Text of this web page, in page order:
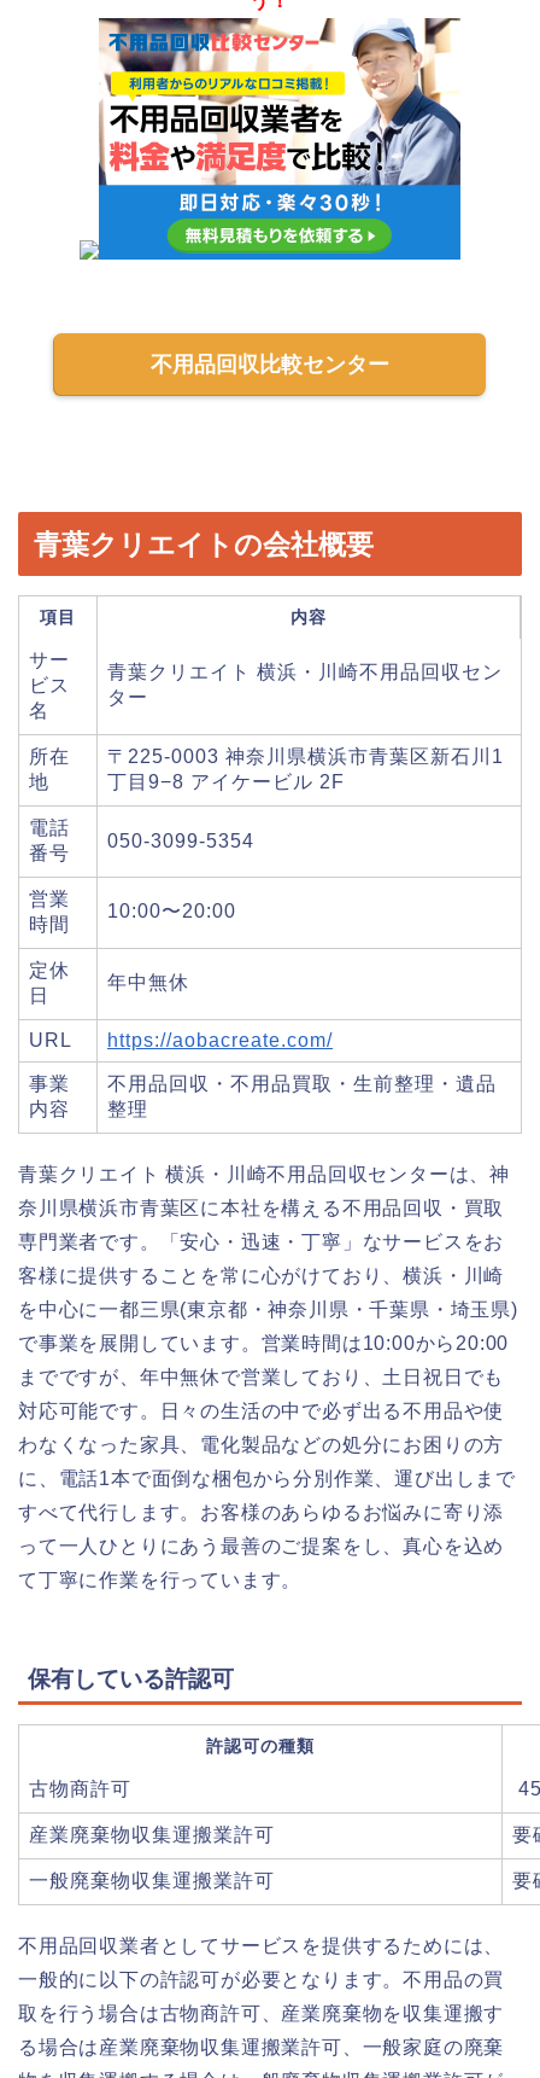
不用品回収比較センター
青葉クリエイトの会社概要
項目 内容
サー
ビス
名
青葉クリエイト 横浜・川崎不用品回収セン
ター
所在
地
〒225-0003 神奈川県横浜市青葉区新石川1
丁目9−8 アイケービル 2F
電話
番号
050-3099-5354
営業
時間
10:00〜20:00
定休
日
年中無休
URL https://aobacreate.com/
事業
内容
不用品回収・不用品買取・生前整理・遺品
整理
青葉クリエイト 横浜・川崎不用品回収センターは、神
奈川県横浜市青葉区に本社を構える不用品回収・買取
専門業者です。「安心・迅速・丁寧」なサービスをお
客様に提供することを常に心がけており、横浜・川崎
を中心に一都三県(東京都・神奈川県・千葉県・埼玉県)
で事業を展開しています。営業時間は10:00から20:00
までですが、年中無休で営業しており、土日祝日でも
対応可能です。日々の生活の中で必ず出る不用品や使
わなくなった家具、電化製品などの処分にお困りの方
に、電話1本で面倒な梱包から分別作業、運び出しまで
すべて代行します。お客様のあらゆるお悩みに寄り添
って一人ひとりにあう最善のご提案をし、真心を込め
て丁寧に作業を行っています。
保有している許認可
許認可の種類
古物商許可
産業廃棄物収集運搬業許可 要
一般廃棄物収集運搬業許可 要
不用品回収業者としてサービスを提供するためには、
一般的に以下の許認可が必要となります。不用品の買
取を行う場合は古物商許可、産業廃棄物を収集運搬す
る場合は産業廃棄物収集運搬業許可、一般家庭の廃棄